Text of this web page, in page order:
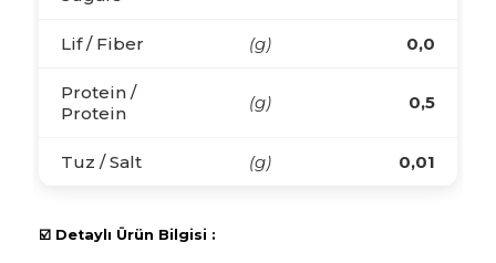
Lif / Fiber (g) 0,0
Protein /
Protein
(g) 0,5
Tuz / Salt (g) 0,01
☑️ Detaylı Ürün Bilgisi :